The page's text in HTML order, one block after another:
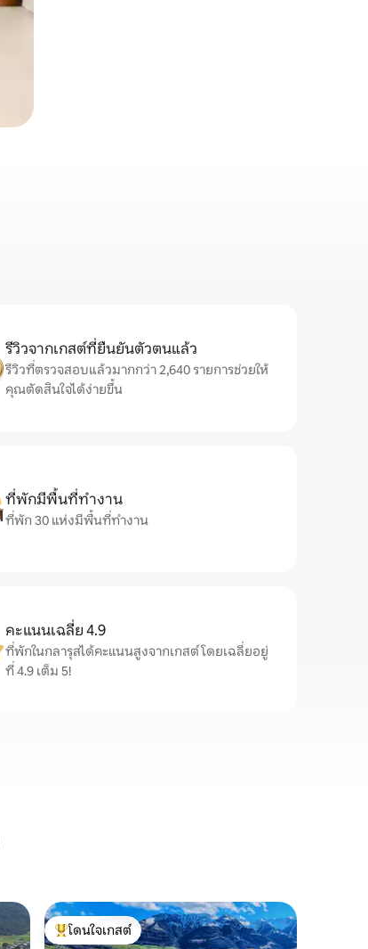
รีวิวจากเกสต์ที่ยืนยันตัวตนแล้ว
รีวิวที่ตรวจสอบแล้วมากกว่า 2,640 รายการช่วยให้
คุณตัดสินใจได้ง่ายขึ้น
ที่พักมีพื้นที่ทำงาน
ที่พัก 30 แห่งมีพื้นที่ทำงาน
คะแนนเฉลี่ย 4.9
ที่พักในกลารุสได้คะแนนสูงจากเกสต์ โดยเฉลี่ยอยู่
ที่ 4.9 เต็ม 5!
โดนใจเกสต์ที่สุด
โดนใจเกสต์